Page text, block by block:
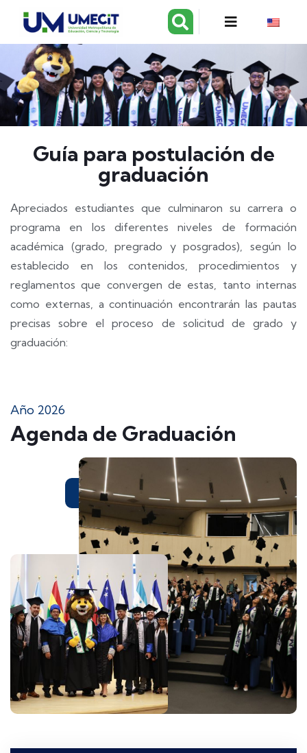
Guía para postulación de
graduación
Apreciados estudiantes que culminaron su carrera o
programa en los diferentes niveles de formación
académica (grado, pregrado y posgrados), según lo
establecido en los contenidos, procedimientos y
reglamentos que convergen de estas, tanto internas
como externas, a continuación encontrarán las pautas
precisas sobre el proceso de solicitud de grado y
graduación:
Año 2026
Agenda de Graduación